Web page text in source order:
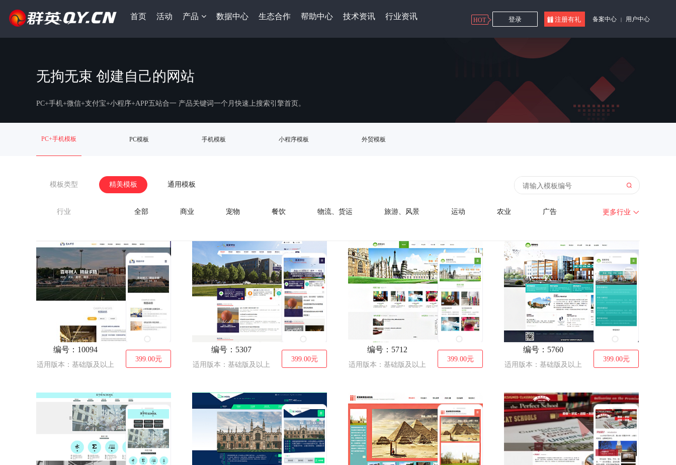
首页 活动 产品 数据中心 生态合作 帮助中心 技术资讯 行业资讯 登录 注册有礼 备案中心 | 用户中心
HOT
无拘无束 创建自己的网站
PC+手机+微信+支付宝+小程序+APP五站合一 产品关键词一个月快速上搜索引擎首页。
PC+手机模板 PC模板 手机模板 小程序模板 外贸模板
模板类型 精美模板 通用模板 
行业 全部 商业 宠物 餐饮 物流、货运 旅游、风景 运动 农业 广告
服装 通讯、数码 电脑 文化 设计、装饰 教育、培训 家电 电子、电气
能源、灯具 娱乐、休闲 环保 展览、展会 家居、日用百货 流行、时尚 金融、投资
鲜花 礼品、工艺品 眼镜 酒店 机械、工业制品 仪器、仪表
珠宝、首饰 传媒、广电 办公用品
贸易、出口 钟表 婚礼、婚庆 网店 其他
更多行业 
编号：10094
适用版本：基础版及以上
399.00元
编号：5307
适用版本：基础版及以上
399.00元
编号：5712
适用版本：基础版及以上
399.00元
编号：5760
适用版本：基础版及以上
399.00元